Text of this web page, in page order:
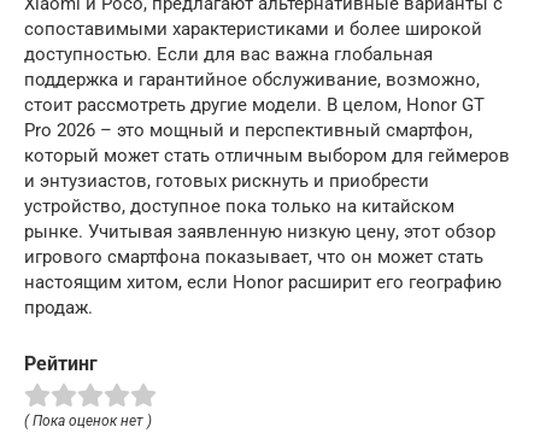
сопоставимыми характеристиками и более широкой
доступностью. Если для вас важна глобальная
поддержка и гарантийное обслуживание, возможно,
стоит рассмотреть другие модели. В целом, Honor GT
Pro 2026 – это мощный и перспективный смартфон,
который может стать отличным выбором для геймеров
и энтузиастов, готовых рискнуть и приобрести
устройство, доступное пока только на китайском
рынке. Учитывая заявленную низкую цену, этот обзор
игрового смартфона показывает, что он может стать
настоящим хитом, если Honor расширит его географию
продаж.
Рейтинг
( Пока оценок нет )